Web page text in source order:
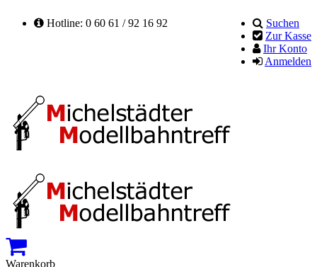
Hotline: 0 60 61 / 92 16 92
Suchen
Zur Kasse
Ihr Konto
Anmelden
Warenkorb